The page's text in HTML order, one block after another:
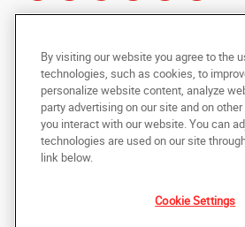
Copyright © 2024 AlphaGraphics Printshops do
reservados.
Avenida das Nações Unidas, 12901 - Loja 145
copiada, fotocopiada, reproduzida, traduzida ou
eletrônico ou forma legível por máquina, no
consentimento prévio por escrito da
By visiting our website you agree to the
technologies, such as cookies, to
personalize website content, analyze
party advertising on our site and on
you interact with our website. You can
technologies are used on our site
link below.
Cookie Settings